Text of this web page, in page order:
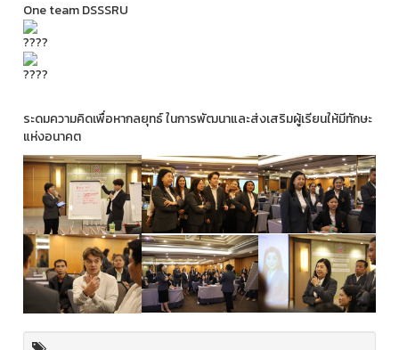
One team DSSSRU
ระดมความคิดเพื่อหากลยุทธ์ ในการพัฒนาและส่งเสริมผู้เรียนให้มีทักษะ
แห่งอนาคต